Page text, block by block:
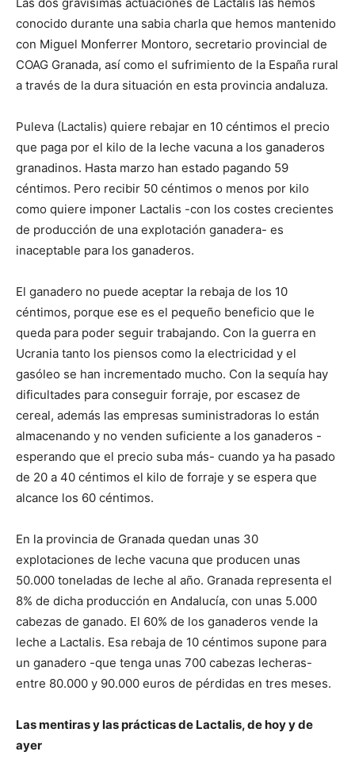
conocido durante una sabia charla que hemos mantenido
con Miguel Monferrer Montoro, secretario provincial de
COAG Granada, así como el sufrimiento de la España rural
a través de la dura situación en esta provincia andaluza.
Puleva (Lactalis) quiere rebajar en 10 céntimos el precio
que paga por el kilo de la leche vacuna a los ganaderos
granadinos. Hasta marzo han estado pagando 59
céntimos. Pero recibir 50 céntimos o menos por kilo
como quiere imponer Lactalis -con los costes crecientes
de producción de una explotación ganadera- es
inaceptable para los ganaderos.
El ganadero no puede aceptar la rebaja de los 10
céntimos, porque ese es el pequeño beneficio que le
queda para poder seguir trabajando. Con la guerra en
Ucrania tanto los piensos como la electricidad y el
gasóleo se han incrementado mucho. Con la sequía hay
dificultades para conseguir forraje, por escasez de
cereal, además las empresas suministradoras lo están
almacenando y no venden suficiente a los ganaderos -
esperando que el precio suba más- cuando ya ha pasado
de 20 a 40 céntimos el kilo de forraje y se espera que
alcance los 60 céntimos.
En la provincia de Granada quedan unas 30
explotaciones de leche vacuna que producen unas
50.000 toneladas de leche al año. Granada representa el
8% de dicha producción en Andalucía, con unas 5.000
cabezas de ganado. El 60% de los ganaderos vende la
leche a Lactalis. Esa rebaja de 10 céntimos supone para
un ganadero -que tenga unas 700 cabezas lecheras-
entre 80.000 y 90.000 euros de pérdidas en tres meses.
Las mentiras y las prácticas de Lactalis, de hoy y de
ayer